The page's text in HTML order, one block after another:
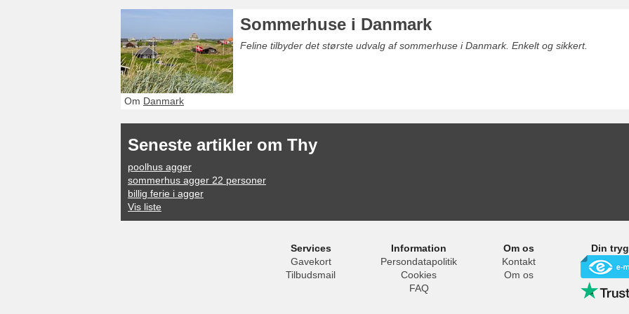
Sommerhuse i Danmark
Feline tilbyder det største udvalg af sommerhuse i Danmark. Enkelt og sikkert.
Om Danmark
Seneste artikler om Thy
poolhus agger
sommerhus agger 22 personer
billig ferie i agger
Vis liste
Services
Gavekort
Tilbudsmail
Information
Persondatapolitik
Cookies
FAQ
Om os
Kontakt
Om os
Din